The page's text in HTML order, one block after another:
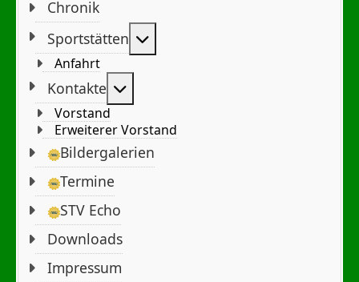
Chronik
Sportstätten
Anfahrt
Kontakte
Vorstand
Erweiterer Vorstand
Bildergalerien
Termine
STV Echo
Downloads
Impressum